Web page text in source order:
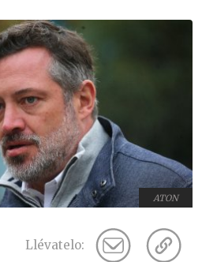
ATON
Llévatelo: